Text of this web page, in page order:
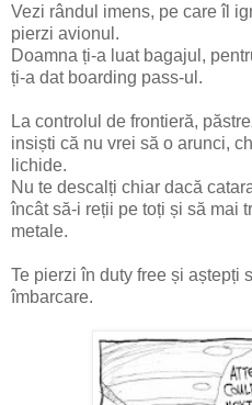
Vezi rândul imens, pe care îl
pierzi avionul.
Doamna ți-a luat bagajul,
ți-a dat boarding pass-ul.
La controlul de frontieră,
insiști că nu vrei să o arunci,
lichide.
Nu te descalți chiar dacă
încât să-i reții pe toți și să mai
metale.
Te pierzi în duty free și aștepți
îmbarcare.